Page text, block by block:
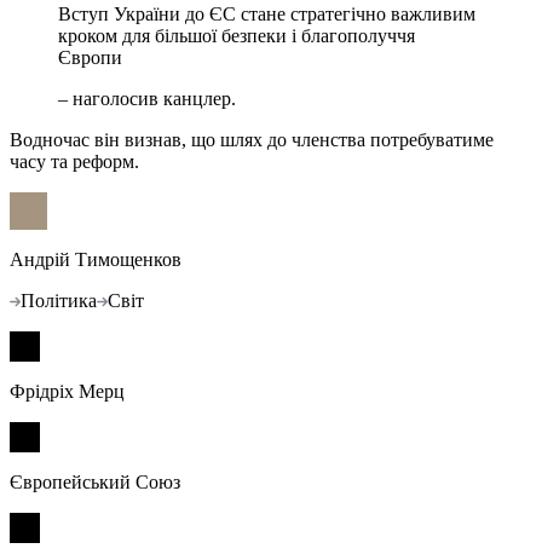
Вступ України до ЄС стане стратегічно важливим
кроком для більшої безпеки і благополуччя
Європи
– наголосив канцлер.
Водночас він визнав, що шлях до членства потребуватиме
часу та реформ.
Андрій Тимощенков
Політика Світ
Фрідріх Мерц
Європейський Союз